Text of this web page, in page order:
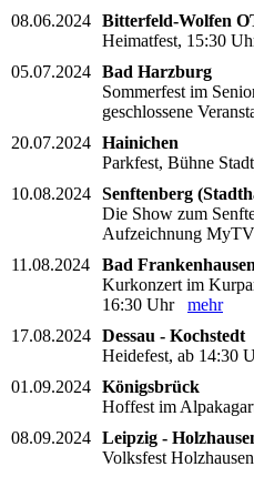
08.06.2024 Bitterfeld-Wolfen
Heimatfest, 15:30
05.07.2024 Bad Harzburg
Sommerfest im
geschlossene
20.07.2024 Hainichen
Parkfest, Bühne
10.08.2024 Senftenberg
Die Show zum
Aufzeichnung
11.08.2024
Bad Frankenhausen
Kurkonzert im
16:30 Uhr mehr
17.08.2024 Dessau - Kochstedt
Heidefest, ab 14:30
01.09.2024 Königsbrück
Hoffest im
08.09.2024 Leipzig -
Volksfest